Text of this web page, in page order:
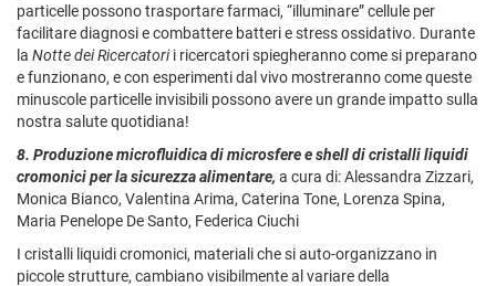
particelle possono trasportare farmaci, “illuminare” cellule per
facilitare diagnosi e combattere batteri e stress ossidativo. Durante
la Notte dei Ricercatorii ricercatori spiegheranno come si preparano
e funzionano, e con esperimenti dal vivo mostreranno come queste
minuscole particelle invisibili possono avere un grande impatto sulla
nostra salute quotidiana!
8. Produzione microfluidica di microsfere e shell di cristalli liquidi
cromonici per la sicurezza alimentare, a cura di: Alessandra Zizzari,
Monica Bianco, Valentina Arima, Caterina Tone, Lorenza Spina,
Maria Penelope De Santo, Federica Ciuchi
I cristalli liquidi cromonici, materiali che si auto-organizzano in
piccole strutture, cambiano visibilmente al variare della